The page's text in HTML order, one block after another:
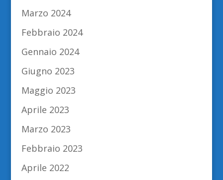
Marzo 2024
Febbraio 2024
Gennaio 2024
Giugno 2023
Maggio 2023
Aprile 2023
Marzo 2023
Febbraio 2023
Aprile 2022